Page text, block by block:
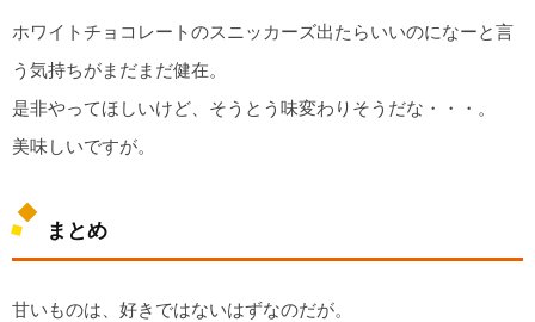
ホワイトチョコレートのスニッカーズ出たらいいのになーと言
う気持ちがまだまだ健在。
是非やってほしいけど、そうとう味変わりそうだな・・・。
美味しいですが。
まとめ
甘いものは、好きではないはずなのだが。